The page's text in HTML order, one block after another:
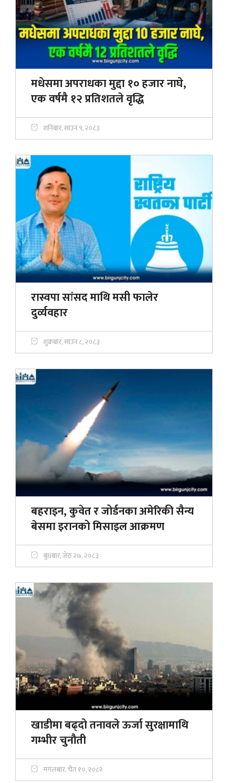
मधेसमा अपराधका मुद्दा १० हजार नाघे,
एक वर्षमै १२ प्रतिशतले वृद्धि
शनिबार, साउन ९, २०८३
रास्वपा सांसद माथि मसी फालेर
दुर्व्यवहार
शुक्रबार, साउन ८, २०८३
बहराइन, कुवेत र जोर्डनका अमेरिकी सैन्य
बेसमा इरानको मिसाइल आक्रमण
बुधबार, जेठ २७, २०८३
खाडीमा बढ्दो तनावले ऊर्जा सुरक्षामाथि
गम्भीर चुनौती
मंगलबार, चैत १०, २०८२